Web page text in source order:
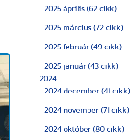
2025 április (62 cikk)
2025 március (72 cikk)
2025 február (49 cikk)
2025 január (43 cikk)
2024
2024 december (41 cikk)
2024 november (71 cikk)
2024 október (80 cikk)